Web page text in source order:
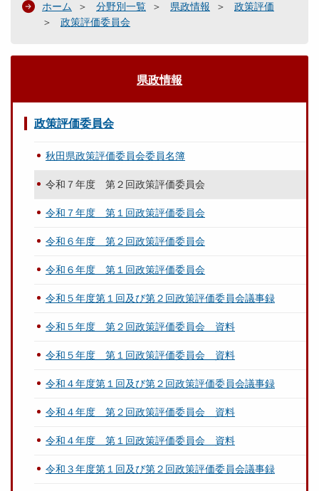
ホーム 分野別一覧 県政情報
政策評価
政策評価委員会
県政情報
政策評価委員会
秋田県政策評価委員会委員名簿
令和７年度 第２回政策評価委員会
令和７年度 第１回政策評価委員会
令和６年度 第２回政策評価委員会
令和６年度 第１回政策評価委員会
令和５年度第１回及び第２回政策評価委員会議事録
令和５年度 第２回政策評価委員会 資料
令和５年度 第１回政策評価委員会 資料
令和４年度第１回及び第２回政策評価委員会議事録
令和４年度 第２回政策評価委員会 資料
令和４年度 第１回政策評価委員会 資料
令和３年度第１回及び第２回政策評価委員会議事録